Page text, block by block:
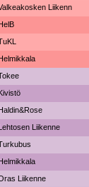
Liikenn
Liikenne
Liikenne